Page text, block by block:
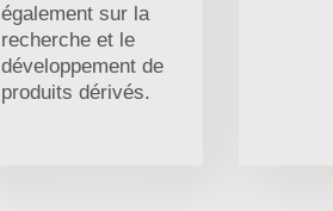
également sur la
recherche et le
développement de
produits dérivés.